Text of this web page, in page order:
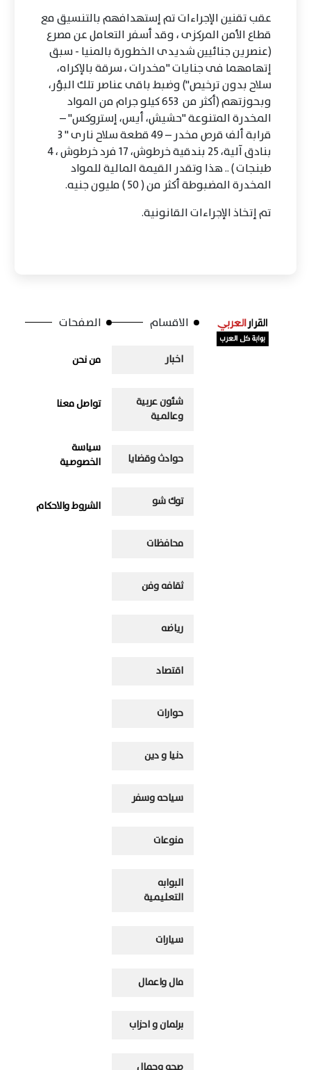
عقب تقنين الإجراءات تم إستهدافهم بالتنسيق مع
قطاع الأمن المركزى ، وقد أسفر التعامل عن مصرع
(عنصرين جنائيين شديدى الخطورة بالمنيا - سبق
إتهامهما فى جنايات "مخدرات ، سرقة بالإكراه،
سلاح بدون ترخيص") وضبط باقى عناصر تلك البؤر،
وبحوزتهم (أكثر من 653 كيلو جرام من المواد
المخدرة المتنوعة "حشيش، أيس، إستروكس" –
قرابة ألف قرص مخدر – 49 قطعة سلاح نارى " 3
بنادق آلية، 25 بندقية خرطوش، 17 فرد خرطوش ، 4
طبنجات ) .. هذا وتقدر القيمة المالية للمواد
المخدرة المضبوطة أكثر من ( 50 ) مليون جنيه.
تم إتخاذ الإجراءات القانونية.
الاقسام
اخبار
شئون عربية
وعالمية
حوادث وقضايا
توك شو
محافظات
ثقافه وفن
رياضه
اقتصاد
حوارات
دنيا و دين
سياحه وسفر
منوعات
البوابه
التعليمية
سيارات
مال واعمال
برلمان و احزاب
الصفحات
من نحن
تواصل معنا
سياسة
الخصوصية
الشروط والاحكام